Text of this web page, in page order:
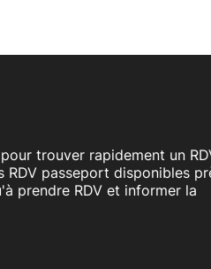
trouver rapidement un
RDV passeport disponibles
prendre RDV et informer la